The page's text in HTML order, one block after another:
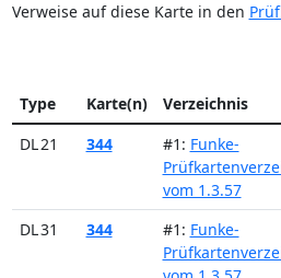
Verweise auf diese Karte in den
Type Karte(n) Verzeichnis
DL 21
344 #1: Funke-
vom 1.3.57
DL 31 344 #1: Funke-